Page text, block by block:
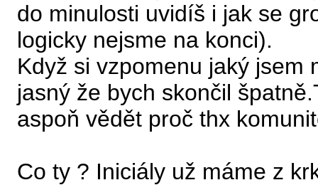
do minulosti uvidíš i jak se
logicky nejsme na konci).
Když si vzpomenu jaký jsem
jasný že bych skončil
aspoň vědět proč thx
Co ty ? Iniciály už máme z